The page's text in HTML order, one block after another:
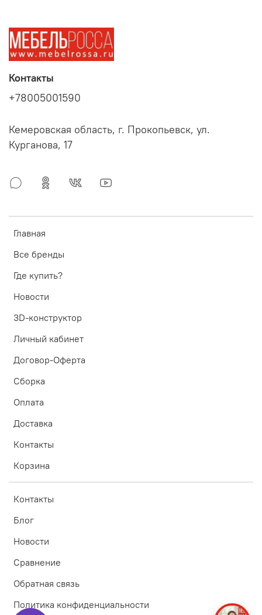
Главная
Все бренды
Где купить?
Новости
3D-конструктор
Личный кабинет
Договор-Оферта
Сборка
Оплата
Доставка
Контакты
Корзина
Контакты
Блог
Новости
Сравнение
Обратная связь
Политика конфиденциальности
Контакты
+78005001590
Кемеровская область, г. Прокопьевск, ул.
Курганова, 17